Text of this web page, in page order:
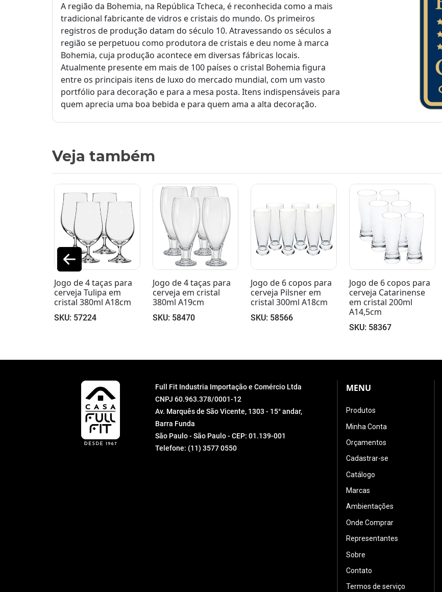
A região da Bohemia, na República Tcheca, é reconhecida como a mais
tradicional fabricante de vidros e cristais do mundo. Os primeiros
registros de produção datam do século 10. Atravessando os séculos a
região se perpetuou como produtora de cristais e deu nome à marca
Bohemia, cuja produção acontece em diversas fábricas locais.
Atualmente presente em mais de 100 países o cristal Bohemia figura
entre os principais itens de luxo do mercado mundial, com um vasto
portfólio para decoração e para a mesa posta. Itens indispensáveis para
quem aprecia uma boa bebida e para quem ama a alta decoração.
Veja também
Jogo de 4 taças para
cerveja em cristal
380ml A19cm
SKU: 58470
Jogo de 6 copos para
cerveja Pilsner em
cristal 300ml A18cm
SKU: 58566
Jogo de 6 copos para
cerveja Catarinense
em cristal 200ml
A14,5cm
Jogo de 4 copos para
cerveja Frank em
cristal 300ml
A17,5cmx8,5cm
SKU: 58412
Full Fit Industria Importação e Comércio Ltda
CNPJ 60.963.378/0001-12
Av. Marquês de São Vicente, 1303 - 15° andar,
Barra Funda
São Paulo - São Paulo - CEP: 01.139-001
Telefone: (11) 3577 0550
MENU
Produtos
Minha Conta
Orçamentos
Cadastrar-se
Catálogo
Marcas
Ambientações
Onde Comprar
Representantes
Sobre
Contato
Termos de serviço